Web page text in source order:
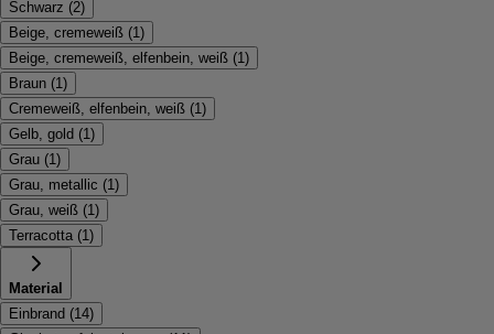
Schwarz (2)
Beige, cremeweiß (1 )
Beige, cremeweiß, elfenbein, weiß (1 )
Braun (1 )
Cremeweiß, elfenbein, weiß (1 )
Gelb, gold (1 )
Grau (1 )
Grau, metallic (1 )
Grau, weiß (1 )
Terracotta (1 )
Material
Einbrand (14)